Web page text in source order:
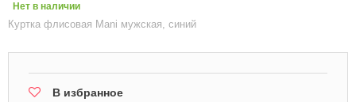
Нет в наличии
Куртка флисовая Mani мужская, синий
В избранное